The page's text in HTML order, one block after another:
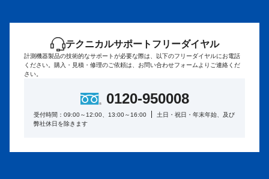
テクニカルサポートフリーダイヤル
計測機器製品の技術的なサポートが必要な際は、以下のフリーダイヤルにお電話
ください。 購入・見積・修理のご依頼は、お問い合わせフォームよりご連絡くだ
さい。
0120-950008
受付時間：09:00～12:00、13:00～16:00
土日・祝日・年末年始、及び
弊社休日を除きます